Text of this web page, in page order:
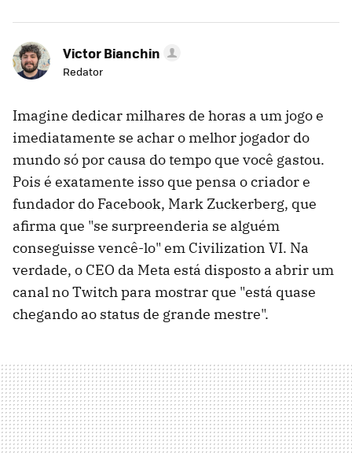
Victor Bianchin
Redator
Imagine dedicar milhares de horas a um jogo e
imediatamente se achar o melhor jogador do
mundo só por causa do tempo que você gastou.
Pois é exatamente isso que pensa o criador e
fundador do Facebook, Mark Zuckerberg, que
afirma que "se surpreenderia se alguém
conseguisse vencê-lo" em Civilization VI. Na
verdade, o CEO da Meta está disposto a abrir um
canal no Twitch para mostrar que "está quase
chegando ao status de grande mestre".